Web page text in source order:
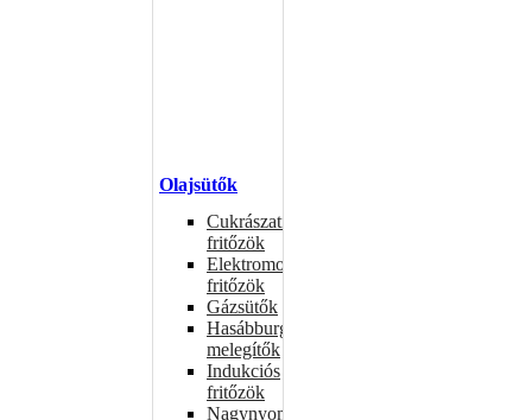
Olajsütők
Cukrászati
fritőzök
Elektromos
fritőzök
Gázsütők
Hasábburgonya
melegítők
Indukciós
fritőzök
Nagynyomású